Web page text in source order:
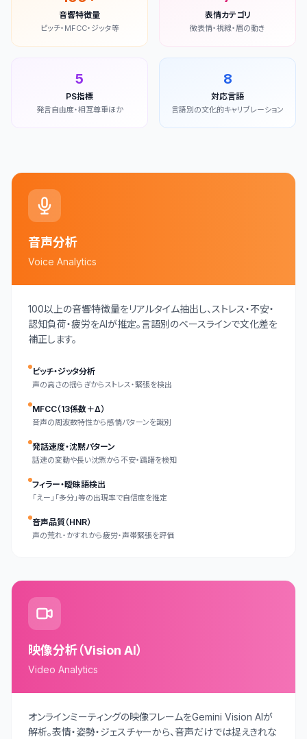
音響特徴量
ピッチ・MFCC・ジッタ等
表情カテゴリ
微表情・視線・眉の動き
5
PS指標
発言自由度・相互尊重ほか
8
対応言語
言語別の文化的キャリブレーション
音声分析
Voice Analytics
100以上の音響特徴量をリアルタイム抽出し、ストレス・不安・
認知負荷・疲労をAIが推定。言語別のベースラインで文化差を
補正します。
ピッチ・ジッタ分析
声の高さの揺らぎからストレス・緊張を検出
MFCC（13係数＋Δ）
音声の周波数特性から感情パターンを識別
発話速度・沈黙パターン
話速の変動や長い沈黙から不安・躊躇を検知
フィラー・曖昧語検出
「えー」「多分」等の出現率で自信度を推定
音声品質（HNR）
声の荒れ・かすれから疲労・声帯緊張を評価
映像分析（Vision AI）
Video Analytics
オンラインミーティングの映像フレームをGemini Vision AIが
解析。表情・姿勢・ジェスチャーから、音声だけでは捉えきれな